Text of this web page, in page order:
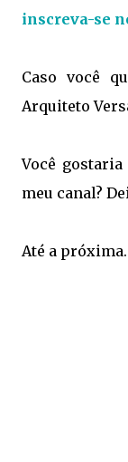
inscreva-se
Caso você
Arquiteto
Você
meu canal?
Até a próxima.